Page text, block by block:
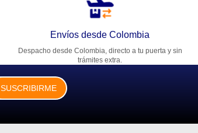
Envíos desde Colombia
Despacho desde Colombia, directo a tu puerta y sin
trámites extra.
SUSCRIBIRME